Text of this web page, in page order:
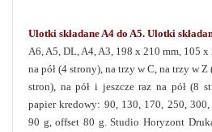
Ulotki składane A4 do A5. Ulotki
A6, A5, DL, A4, A3, 198 x 210 mm, 105
na pół (4 strony), na trzy w C, na trzy w
stron), na pół i jeszcze raz na pół (8
papier kredowy: 90, 130, 170, 250,
90 g, offset 80 g. Studio Horyzont